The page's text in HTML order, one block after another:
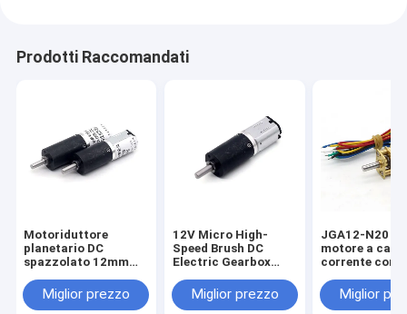
Prodotti Raccomandati
Motoriduttore
planetario DC
spazzolato 12mm
planetario DC 6V,
ingranaggio di
Miglior prezzo
12V Micro High-
Speed Brush DC
Electric Gearbox
qualità 12mm DC
Reduction Gear
Miglior prezzo
JGA12-N20
motore a
corrente
motore a
continua a 12
Miglior